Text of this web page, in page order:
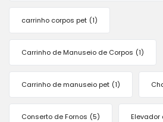
carrinho corpos pet (1)
Carrinho de Manuseio de Corpos (1)
Carrinho de manuseio pet (1)
Conserto de Fornos (5) Elevador